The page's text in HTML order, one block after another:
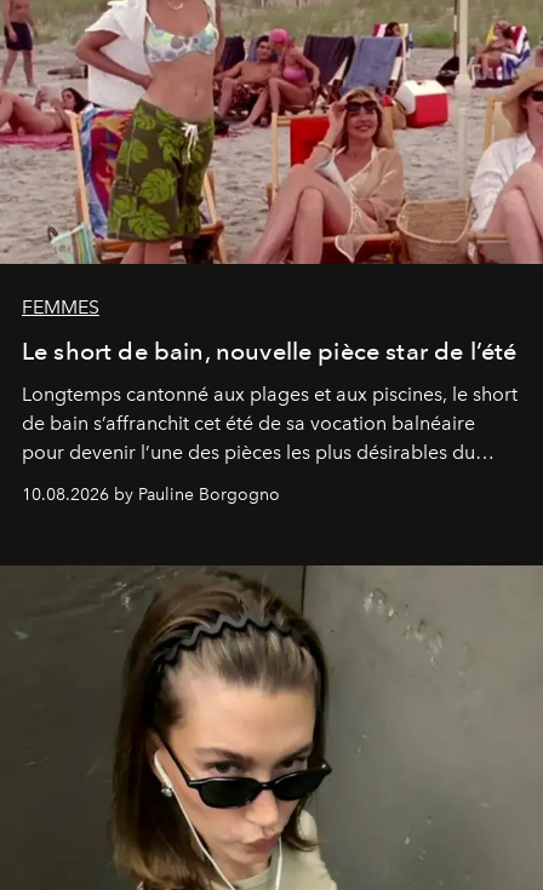
FEMMES
Le short de bain, nouvelle pièce star de l’été
Longtemps cantonné aux plages et aux piscines, le short
de bain s’affranchit cet été de sa vocation balnéaire
pour devenir l’une des pièces les plus désirables du
10.08.2026 by Pauline Borgogno